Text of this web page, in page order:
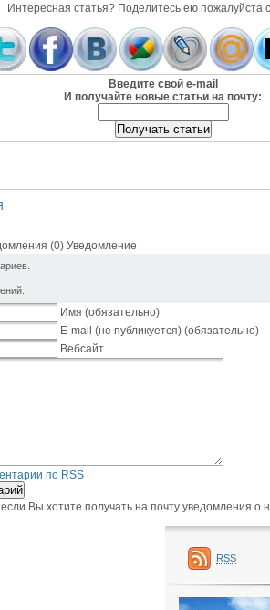
Интересная статья? Поделитесь ею пожалуйста
Введите свой e-mail
И получайте новые статьи на почту:
(0) Уведомление
Имя (обязательно)
E-mail (не публикуется) (обязательно)
Вебсайт
по RSS
если Вы хотите получать на почту уведомления
RSS